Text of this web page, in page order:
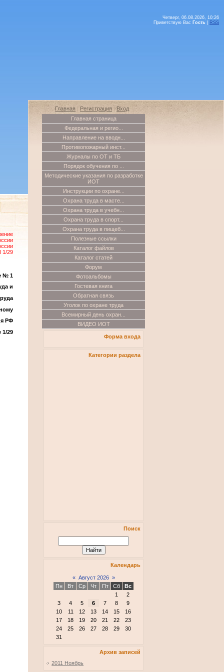
Четверг, 06.08.2026, 10:26
Приветствую Вас Гость RSS
1/29
№ 1
и
РФ
1/29
Главная Регистрация |Вход
Главная страница
Федеральная и регио...
Направление на вводн...
Противопожарный инст...
Журналы по ОТ и ТБ
Порядок обучения по ...
Методические указания по разработке
ИОТ
Инструкции по охране...
Охрана труда в масте...
Охрана труда в учебн...
Охрана труда в спорт...
Охрана труда в пищеб...
Полезные ссылки
Каталог файлов
Каталог статей
Форум
Фотоальбомы
Гостевая книга
Обратная связь
Уголок по охране труда
Всемирный день охран...
ВИДЕО ИОТ
Форма входа
Категории раздела
Поиск
Календарь
« Август 2026 »
Пн
Вт Ср Чт Пт Сб
Вс
1
2
3
4 5 6 7 8
9
10
11 12 13 14 15
16
17
18 19 20 21 22
23
24
25 26 27 28 29
30
31
Архив записей
2011 Ноябрь